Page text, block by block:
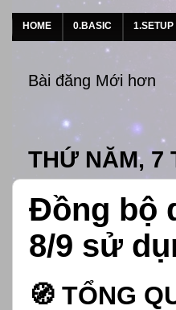
HOME 0.BASIC 1.SETUP
Bài đăng Mới hơn
THỨ NĂM, 7
Đồng bộ
8/9 sử
🧭 TỔNG